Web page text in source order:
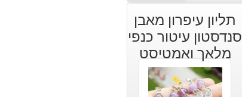
תליון עיפרון מאבן
סנדסטון עיטור כנפי
מלאך ואמטיסט